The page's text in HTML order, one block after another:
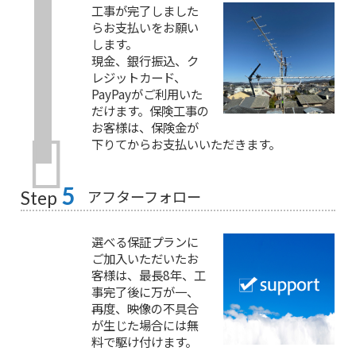
工事が完了しました
らお支払いをお願い
します。
現金、銀行振込、ク
レジットカード、
PayPayがご利用いた
だけます。保険工事の
お客様は、保険金が
下りてからお支払いいただきます。
Step 5 アフターフォロー
選べる保証プランに
ご加入いただいたお
客様は、最長8年、工
事完了後に万が一、
再度、映像の不具合
が生じた場合には無
料で駆け付けます。